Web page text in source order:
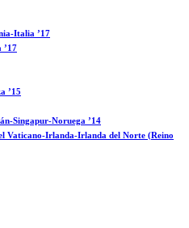
Italia ’17
’17
’15
Singapur-Noruega ’14
Vaticano-Irlanda-Irlanda del Norte (Reino